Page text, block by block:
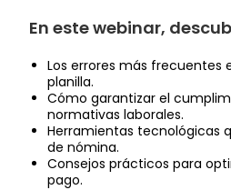
En este webinar,
Los errores más frecuentes
planilla.
Cómo garantizar el
normativas laborales.
Herramientas tecnológicas
de nómina.
Consejos prácticos para
pago.